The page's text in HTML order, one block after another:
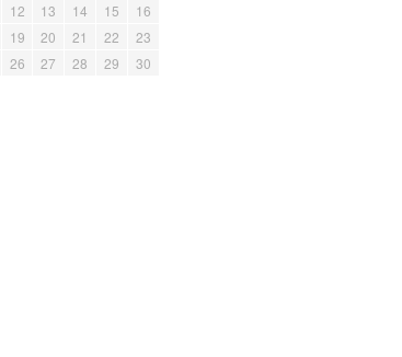
12 13 14 15
16
19 20 21 22
23
26 27 28 29
30